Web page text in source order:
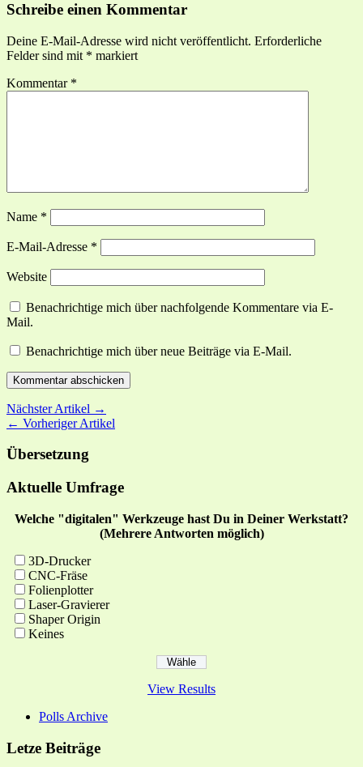
Schreibe einen Kommentar
Deine E-Mail-Adresse wird nicht veröffentlicht. Erforderliche
Felder sind mit * markiert
Kommentar *
Name *
E-Mail-Adresse *
Website
Benachrichtige mich über nachfolgende Kommentare via E-
Mail.
Benachrichtige mich über neue Beiträge via E-Mail.
Nächster Artikel →
← Vorheriger Artikel
Übersetzung
Aktuelle Umfrage
Welche "digitalen" Werkzeuge hast Du in Deiner Werkstatt?
(Mehrere Antworten möglich)
3D-Drucker
CNC-Fräse
Folienplotter
Laser-Gravierer
Shaper Origin
Keines
View Results
Polls Archive
Letze Beiträge